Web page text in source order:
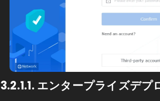
3.2.1.1. エンタープライズデ